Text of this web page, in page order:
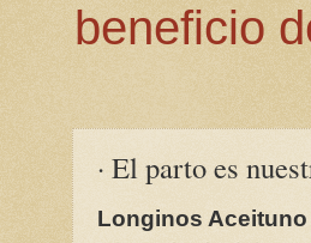
beneficio
· El parto es
Longinos Aceituno